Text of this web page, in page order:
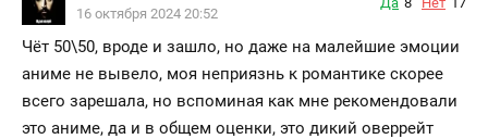
16 октября 2024 20:52
Чёт 50\50, вроде и зашло, но даже на малейшие эмоции
аниме не вывело, моя неприязнь к романтике скорее
всего зарешала, но вспоминая как мне рекомендовали
это аниме, да и в общем оценки, это дикий оверрейт